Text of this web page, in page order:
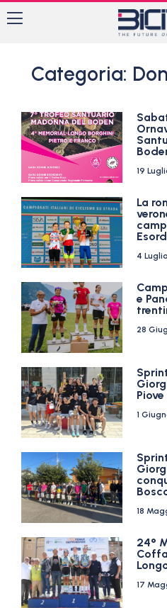
Categoria:
19
La
4
e
28
1
18
24°
17